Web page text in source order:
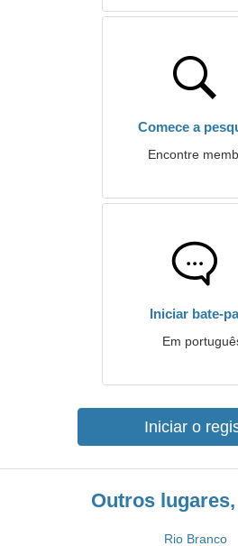
Comece a
Encontre
Iniciar bate-
Em
Iniciar o
Outros
Rio Branco